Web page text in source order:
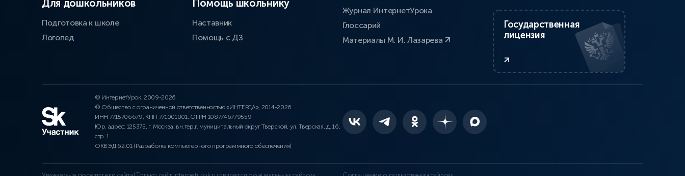
Для дошкольников
Подготовка к школе
Логопед
Помощь школьнику
Наставник
Помощь с ДЗ
Журнал ИнтернетУрока
Глоссарий
Материалы М. И. Лазарева
Государственная
лицензия
© ИнтернетУрок, 2009-2026
© Общество с ограниченной ответственностью «ИНТЕРДА», 2014-2026
ИНН 7715706679, КПП 771001001, ОГРН 1087746779559
Юр. адрес: 125375, г. Москва, вн.тер.г. муниципальный округ Тверской, ул. Тверская, д. 16,
стр. 1
ОКВЭД 62.01 (Разработка компьютерного программного обеспечения)